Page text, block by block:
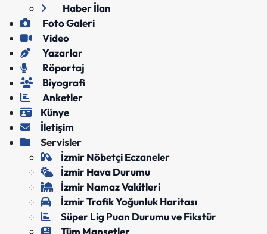
Haber İlan
Foto Galeri
Video
Yazarlar
Röportaj
Biyografi
Anketler
Künye
İletişim
Servisler
İzmir Nöbetçi Eczaneler
İzmir Hava Durumu
İzmir Namaz Vakitleri
İzmir Trafik Yoğunluk Haritası
Süper Lig Puan Durumu ve Fikstür
Tüm Manşetler